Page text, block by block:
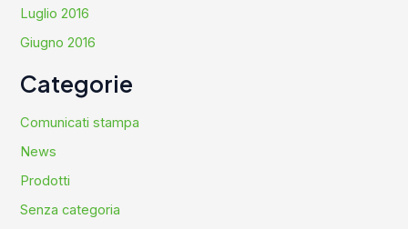
Luglio 2016
Giugno 2016
Categorie
Comunicati stampa
News
Prodotti
Senza categoria